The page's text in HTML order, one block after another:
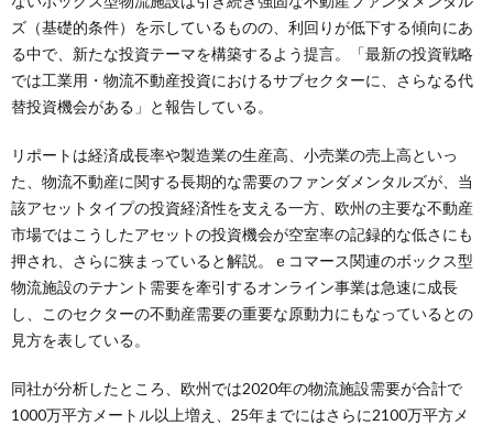
ズ（基礎的条件）を示しているものの、利回りが低下する傾向にあ
る中で、新たな投資テーマを構築するよう提言。「最新の投資戦略
では工業用・物流不動産投資におけるサブセクターに、さらなる代
替投資機会がある」と報告している。
リポートは経済成長率や製造業の生産高、小売業の売上高といっ
た、物流不動産に関する長期的な需要のファンダメンタルズが、当
該アセットタイプの投資経済性を支える一方、欧州の主要な不動産
市場ではこうしたアセットの投資機会が空室率の記録的な低さにも
押され、さらに狭まっていると解説。ｅコマース関連のボックス型
物流施設のテナント需要を牽引するオンライン事業は急速に成長
し、このセクターの不動産需要の重要な原動力にもなっているとの
見方を表している。
同社が分析したところ、欧州では2020年の物流施設需要が合計で
1000万平方メートル以上増え、25年までにはさらに2100万平方メ